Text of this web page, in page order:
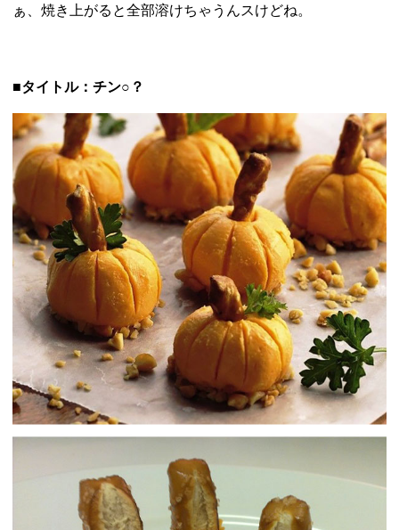
ぁ、焼き上がると全部溶けちゃうんスけどね。
■タイトル：チン○？